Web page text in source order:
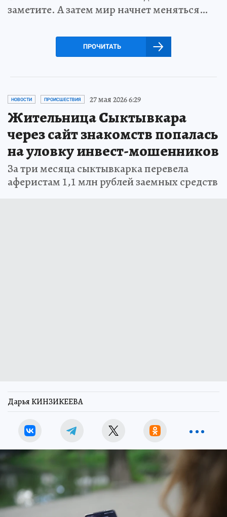
заметите. А затем мир начнет меняться…
ПРОЧИТАТЬ
НОВОСТИ ПРОИСШЕСТВИЯ 27 мая 2026 6:29
Жительница Сыктывкара
через сайт знакомств попалась
на уловку инвест-мошенников
За три месяца сыктывкарка перевела
аферистам 1,1 млн рублей заемных средств
Дарья КИНЗИКЕЕВА